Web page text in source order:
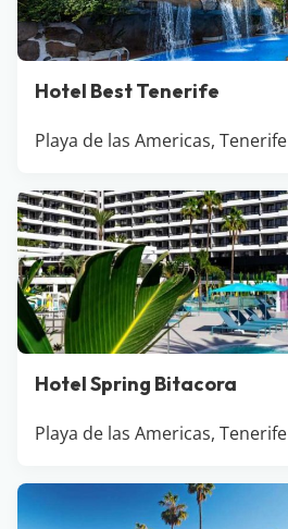
Hotel Best Tenerife
Playa de las Americas, Tenerife
Hotel Spring Bitacora
Playa de las Americas, Tenerife